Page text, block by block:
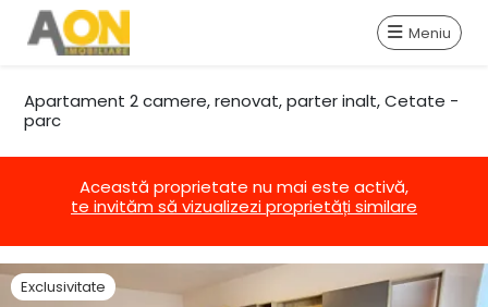
Meniu
Apartament 2 camere, renovat, parter inalt, Cetate -
parc
Această proprietate nu mai este activă,
te invităm să vizualizezi proprietăți similare
Exclusivitate